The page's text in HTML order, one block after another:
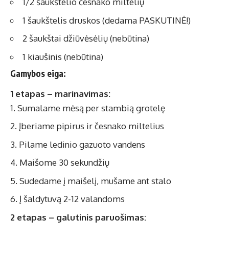
1 šaukštelis druskos (dedama PASKUTINĖ!)
2 šaukštai džiūvėsėlių (nebūtina)
1 kiaušinis (nebūtina)
Gamybos eiga:
1 etapas – marinavimas:
Sumalame mėsą per stambią grotelę
Įberiame pipirus ir česnako miltelius
Pilame ledinio gazuoto vandens
Maišome 30 sekundžių
Sudedame į maišelį, mušame ant stalo
Į šaldytuvą 2-12 valandoms
2 etapas – galutinis paruošimas: